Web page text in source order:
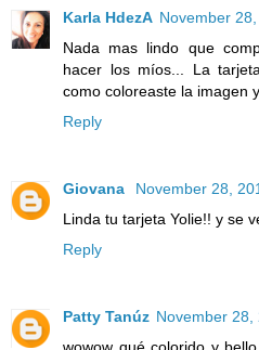
Karla HdezA November
Nada mas lindo que
hacer los míos... La
como coloreaste la imagen
Reply
Giovana
November 28,
Linda tu tarjeta Yolie!! y se
Reply
Patty Tanúz November 28,